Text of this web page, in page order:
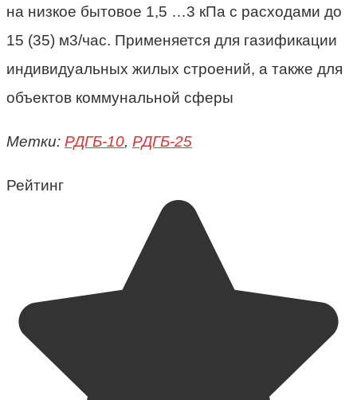
на низкое бытовое 1,5 …3 кПа с расходами до
15 (35) м3/час. Применяется для газификации
индивидуальных жилых строений, а также для
объектов коммунальной сферы
Метки: РДГБ-10, РДГБ-25
Рейтинг